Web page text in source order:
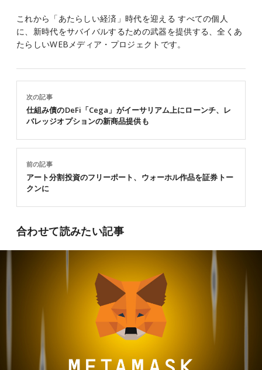
これから「あたらしい経済」時代を迎える すべての個人
に、新時代をサバイバルするための武器を提供する、全くあ
たらしいWEBメディア・プロジェクトです。
前の記事
アート分割投資のフリーポート、ウォーホル作品を証券トー
クンに
次の記事
仕組み債のDeFi「Cega」がイーサリアム上にローンチ、レ
バレッジオプションの新商品提供も
合わせて読みたい記事